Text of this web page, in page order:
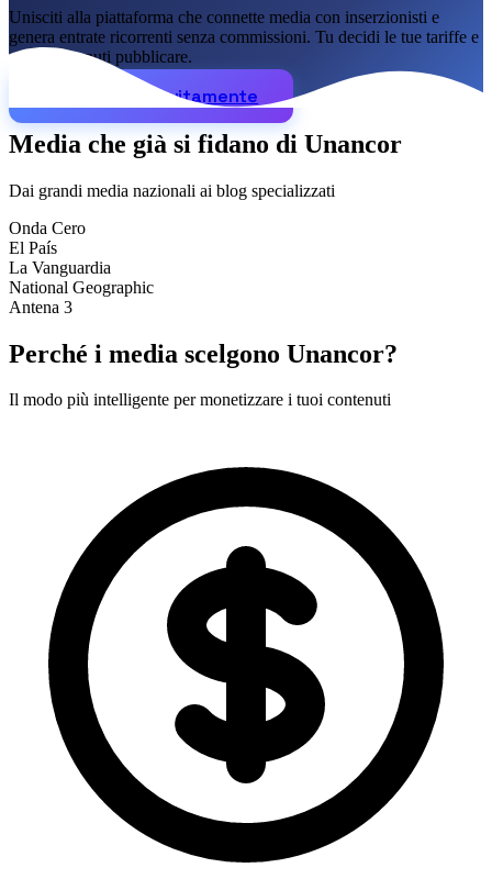
Lingua
🇪🇸 ES🇬🇧 EN🇫🇷 FR
Unisciti alla piattaforma che connette media con inserzionisti e
genera entrate ricorrenti senza commissioni. Tu decidi le tue tariffe e
quali contenuti pubblicare.
Registrati gratuitamente
Media che già si fidano di Unancor
Dai grandi media nazionali ai blog specializzati
Onda Cero
El País
La Vanguardia
National Geographic
Antena 3
Perché i media scelgono Unancor?
Il modo più intelligente per monetizzare i tuoi contenuti